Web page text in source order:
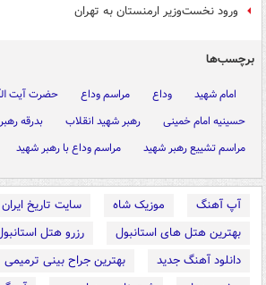
ورود نخست‌وزیر ارمنستان به تهران
برچسب‌ها
امام شهید وداع مراسم وداع
حضرت آیت
حسینیه امام خمینی
رهبر شهید انقلاب بدرقه
مراسم تشییع رهبر شهید
مراسم وداع با رهبر شهید
آپ آهنگ موزیک شاه
سایت تاریخ ایران
بهترین هتل های استانبول
رزرو هتل
دانلود آهنگ جدید
بهترین جراح بینی ترمیمی